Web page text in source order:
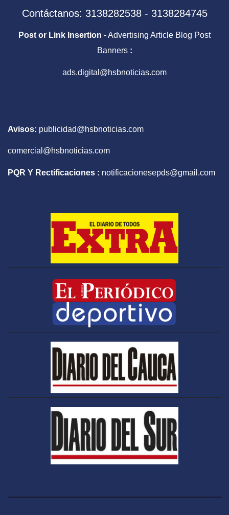
Contáctanos: 3138282538 - 3138284745
Post or Link Insertion - Advertising Article Blog Post
Banners :
ads.digital@hsbnoticias.com
Avisos: publicidad@hsbnoticias.com
comercial@hsbnoticias.com
PQR Y Rectificaciones : notificacionesepds@gmail.com